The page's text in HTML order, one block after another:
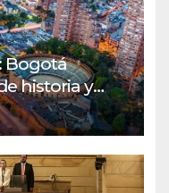
Bogotá
historia y